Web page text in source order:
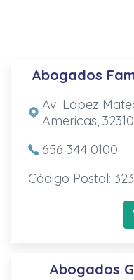
Abogados
Av. López
Americas,
656 344 0100
Código Postal:
Abogados